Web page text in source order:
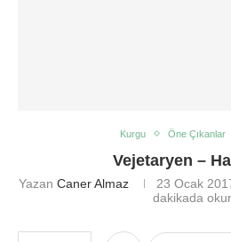
Kurgu Öne Çıkanlar
Vejetaryen –
Yazan Caner Almaz 23 Ocak
dakikada